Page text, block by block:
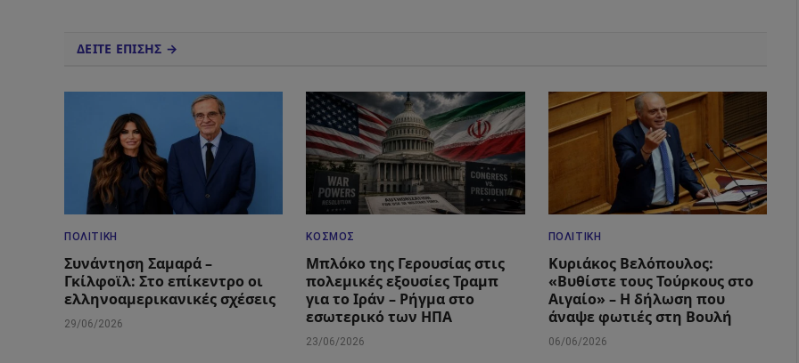
ΔΕΙΤΕ ΕΠΙΣΗΣ →
ΠΟΛΙΤΙΚΉ
Συνάντηση Σαμαρά –
Γκίλφοϊλ: Στο επίκεντρο οι
ελληνοαμερικανικές σχέσεις
29/06/2026
ΚΌΣΜΟΣ
Μπλόκο της Γερουσίας στις
πολεμικές εξουσίες Τραμπ
για το Ιράν – Ρήγμα στο
εσωτερικό των ΗΠΑ
23/06/2026
ΠΟΛΙΤΙΚΉ
Κυριάκος Βελόπουλος:
«Βυθίστε τους Τούρκους στο
Αιγαίο» – Η δήλωση που
άναψε φωτιές στη Βουλή
06/06/2026